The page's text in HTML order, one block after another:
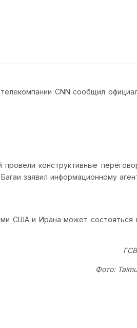
CNN сообщил
конструктивные
заявил информационному
США и Ирана может
Фото: